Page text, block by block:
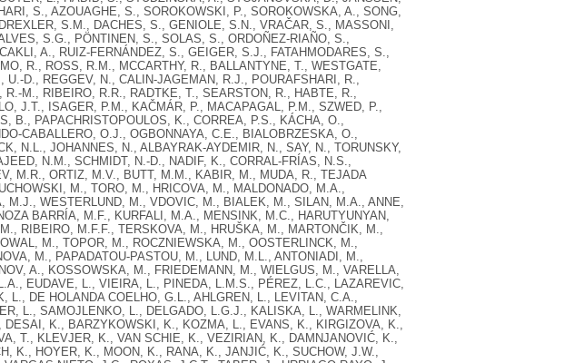
S., AZOUAGHE, S., SOROKOWSKI, P., SOROKOWSKA, A., SONG,
S.M., DACHES, S., GENIOLE, S.N., VRAČAR, S., MASSONI,
S.G., PÖNTINEN, S., SOLAS, S., ORDOÑEZ-RIAÑO, S.,
A., RUIZ-FERNÁNDEZ, S., GEIGER, S.J., FATAHMODARES, S.,
R., ROSS, R.M., MCCARTHY, R., BALLANTYNE, T., WESTGATE,
D., REGGEV, N., CALIN-JAGEMAN, R.J., POURAFSHARI, R.,
M., RIBEIRO, R.R., RADTKE, T., SEARSTON, R., HABTE, R.,
J.T., ISAGER, P.M., KAČMÁR, P., MACAPAGAL, P.M., SZWED, P.,
B., PAPACHRISTOPOULOS, K., CORREA, P.S., KÁCHA, O.,
CABALLERO, O.J., OGBONNAYA, C.E., BIALOBRZESKA, O.,
N.L., JOHANNES, N., ALBAYRAK-AYDEMIR, N., SAY, N., TORUNSKY,
N.M., SCHMIDT, N.-D., NADIF, K., CORRAL-FRÍAS, N.S.,
M.R., ORTIZ, M.V., BUTT, M.M., KABIR, M., MUDA, R., TEJADA
M., TORO, M., HRICOVA, M., MALDONADO, M.A.,
WESTERLUND, M., VDOVIC, M., BIALEK, M., SILAN, M.A., ANNE,
BARRÍA, M.F., KURFALI, M.A., MENSINK, M.C., HARUTYUNYAN,
RIBEIRO, M.F.F., TERSKOVA, M., HRUŠKA, M., MARTONČIK, M.,
M., TOPOR, M., ROCZNIEWSKA, M., OOSTERLINCK, M.,
M., PAPADATOU-PASTOU, M., LUND, M.L., ANTONIADI, M.,
A., KOSSOWSKA, M., FRIEDEMANN, M., WIELGUS, M., VARELLA,
EUDAVE, L., VIEIRA, L., PINEDA, L.M.S., PÉREZ, L.C., LAZAREVIC,
L., DE HOLANDA COELHO, G.L., AHLGREN, L., LEVITAN, C.A.,
L., SAMOJLENKO, L., DELGADO, L.G.J., KALISKA, L., WARMELINK,
K., BARZYKOWSKI, K., KOZMA, L., EVANS, K., KIRGIZOVA, K.,
T., KLEVJER, K., VAN SCHIE, K., VEZIRIAN, K., DAMNJANOVIĆ, K.,
K., HOYER, K., MOON, K., RANA, K., JANJIĆ, K., SUCHOW, J.W.,